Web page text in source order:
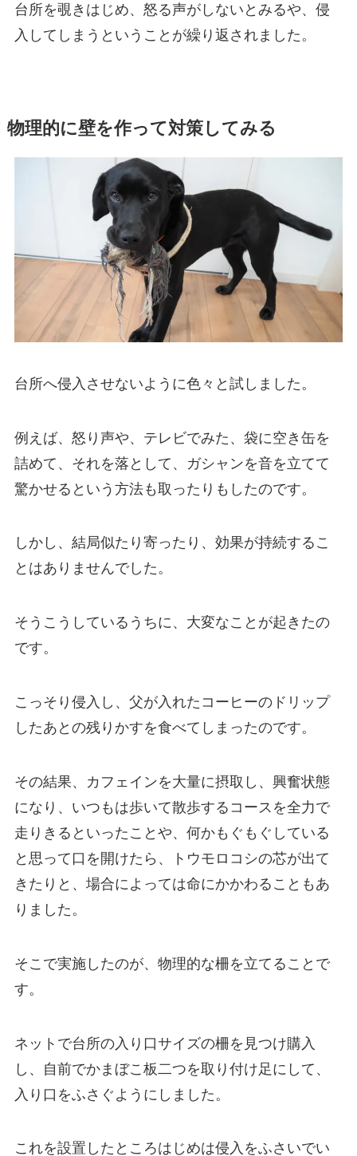
台所を覗きはじめ、怒る声がしないとみるや、侵
入してしまうということが繰り返されました。
物理的に壁を作って対策してみる
台所へ侵入させないように色々と試しました。
例えば、怒り声や、テレビでみた、袋に空き缶を
詰めて、それを落として、ガシャンを音を立てて
驚かせるという方法も取ったりもしたのです。
しかし、結局似たり寄ったり、効果が持続するこ
とはありませんでした。
そうこうしているうちに、大変なことが起きたの
です。
こっそり侵入し、父が入れたコーヒーのドリップ
したあとの残りかすを食べてしまったのです。
その結果、カフェインを大量に摂取し、興奮状態
になり、いつもは歩いて散歩するコースを全力で
走りきるといったことや、何かもぐもぐしている
と思って口を開けたら、トウモロコシの芯が出て
きたりと、場合によっては命にかかわることもあ
りました。
そこで実施したのが、物理的な柵を立てることで
す。
ネットで台所の入り口サイズの柵を見つけ購入
し、自前でかまぼこ板二つを取り付け足にして、
入り口をふさぐようにしました。
これを設置したところはじめは侵入をふさいでい